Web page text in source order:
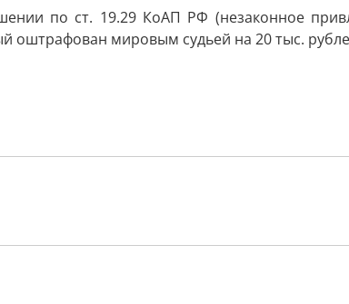
по ст. 19.29 КоАП РФ (незаконное
оштрафован мировым судьей на 20 тыс.